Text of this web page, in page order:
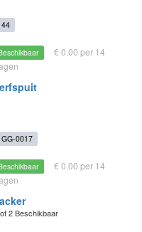
44
€ 0.00 per 14
GG-0017
€ 0.00 per 14
2 Beschikbaar